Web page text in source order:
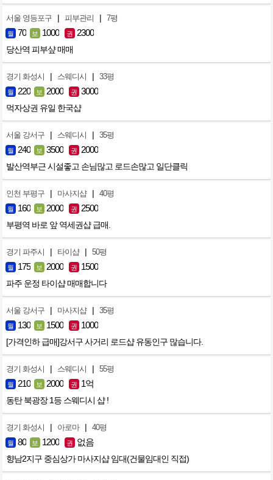
서울 영등포구 | 피부관리 | 7평
월 70 보 1000 권 2300
당산역 피부샾 매매
경기 화성시 | 스웨디시 | 33평
월 220 보 2000 권 3000
먹자상권 유일 한국샵
서울 강서구 | 스웨디시 | 35평
월 240 보 3500 권 2000
발산역부근 시설좋고 손님많고 로드손많고 일단클릭
인천 부평구 | 마사지샵 | 40평
월 160 보 2000 권 2500
부평역 바로 앞 역세권샵 급매.
경기 파주시 | 타이샵 | 50평
월 175 보 2000 권 1500
파주 운정 타이샵 매매합니다
서울 강서구 | 마사지샵 | 35평
월 130 보 1500 권 1000
[가격인하 급매]강서구 사거리 로드샵 유동인구 많습니다.
경기 화성시 | 스웨디시 | 55평
월 210 보 2000 권 1억
동탄 북광장 1등 스웨디시 샵 !
경기 화성시 | 아로마 | 40평
월 80 보 1200 권 없음
향남2지구 중심상가 마사지샵 임대(건물임대인 직접)